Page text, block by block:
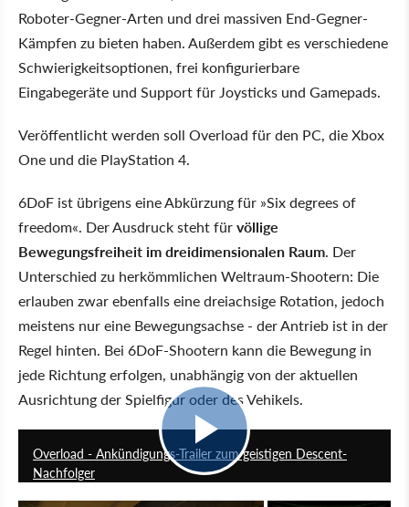
Roboter-Gegner-Arten und drei massiven End-Gegner-
Kämpfen zu bieten haben. Außerdem gibt es verschiedene
Schwierigkeitsoptionen, frei konfigurierbare
Eingabegeräte und Support für Joysticks und Gamepads.
Veröffentlicht werden soll Overload für den PC, die Xbox
One und die PlayStation 4.
6DoF ist übrigens eine Abkürzung für »Six degrees of
freedom«. Der Ausdruck steht fürvöllige
Bewegungsfreiheit im dreidimensionalen Raum. Der
Unterschied zu herkömmlichen Weltraum-Shootern: Die
erlauben zwar ebenfalls eine dreiachsige Rotation, jedoch
meistens nur eine Bewegungsachse - der Antrieb ist in der
Regel hinten. Bei 6DoF-Shootern kann die Bewegung in
jede Richtung erfolgen, unabhängig von der aktuellen
Ausrichtung der Spielfigur oder des Vehikels.
Overload - Ankündigungs-Trailer zum geistigen Descent-
Nachfolger